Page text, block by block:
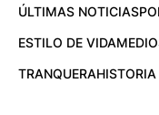
ÚLTIMAS NOTICIAS
ESTILO DE VIDA
TRANQUERAHISTORIA